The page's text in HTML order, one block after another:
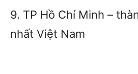
9. TP Hồ Chí Minh –
nhất Việt Nam